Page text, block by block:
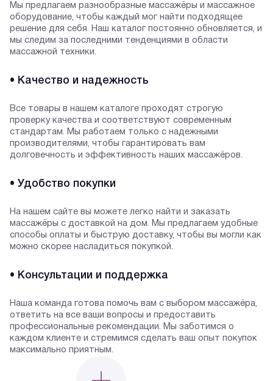
Мы предлагаем разнообразные массажёры и массажное
оборудование, чтобы каждый мог найти подходящее
решение для себя. Наш каталог постоянно обновляется, и
мы следим за последними тенденциями в области
массажной техники.
• Качество и надежность
Все товары в нашем каталоге проходят строгую
проверку качества и соответствуют современным
стандартам. Мы работаем только с надежными
производителями, чтобы гарантировать вам
долговечность и эффективность наших массажёров.
• Удобство покупки
На нашем сайте вы можете легко найти и заказать
массажёры с доставкой на дом. Мы предлагаем удобные
способы оплаты и быструю доставку, чтобы вы могли как
можно скорее насладиться покупкой.
• Консультации и поддержка
Наша команда готова помочь вам с выбором массажёра,
ответить на все ваши вопросы и предоставить
профессиональные рекомендации. Мы заботимся о
каждом клиенте и стремимся сделать ваш опыт покупок
максимально приятным.